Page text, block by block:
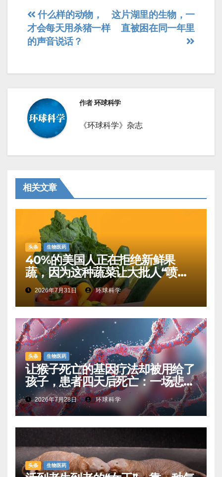
文
章
航
这片湖里的生物，一
直被困在同一年里
什么样的动物，
才会每天用杀猪一样
的声音说话？
作者环球科学
《环球科学》杂志
相关文章
头条 生物医药
40%的美国人正在拒绝新鲜果
蔬，因为这种蔬菜让大批人“喷射
性腹泻”
2026年7月31日 环球科学
头条 生物医药
让猴子死亡的基因疗法却被用给了
孩子，患者四天后死亡：一场悲剧
如何让基因治疗领域停滞十年
2026年7月28日 环球科学
头条 生物医药